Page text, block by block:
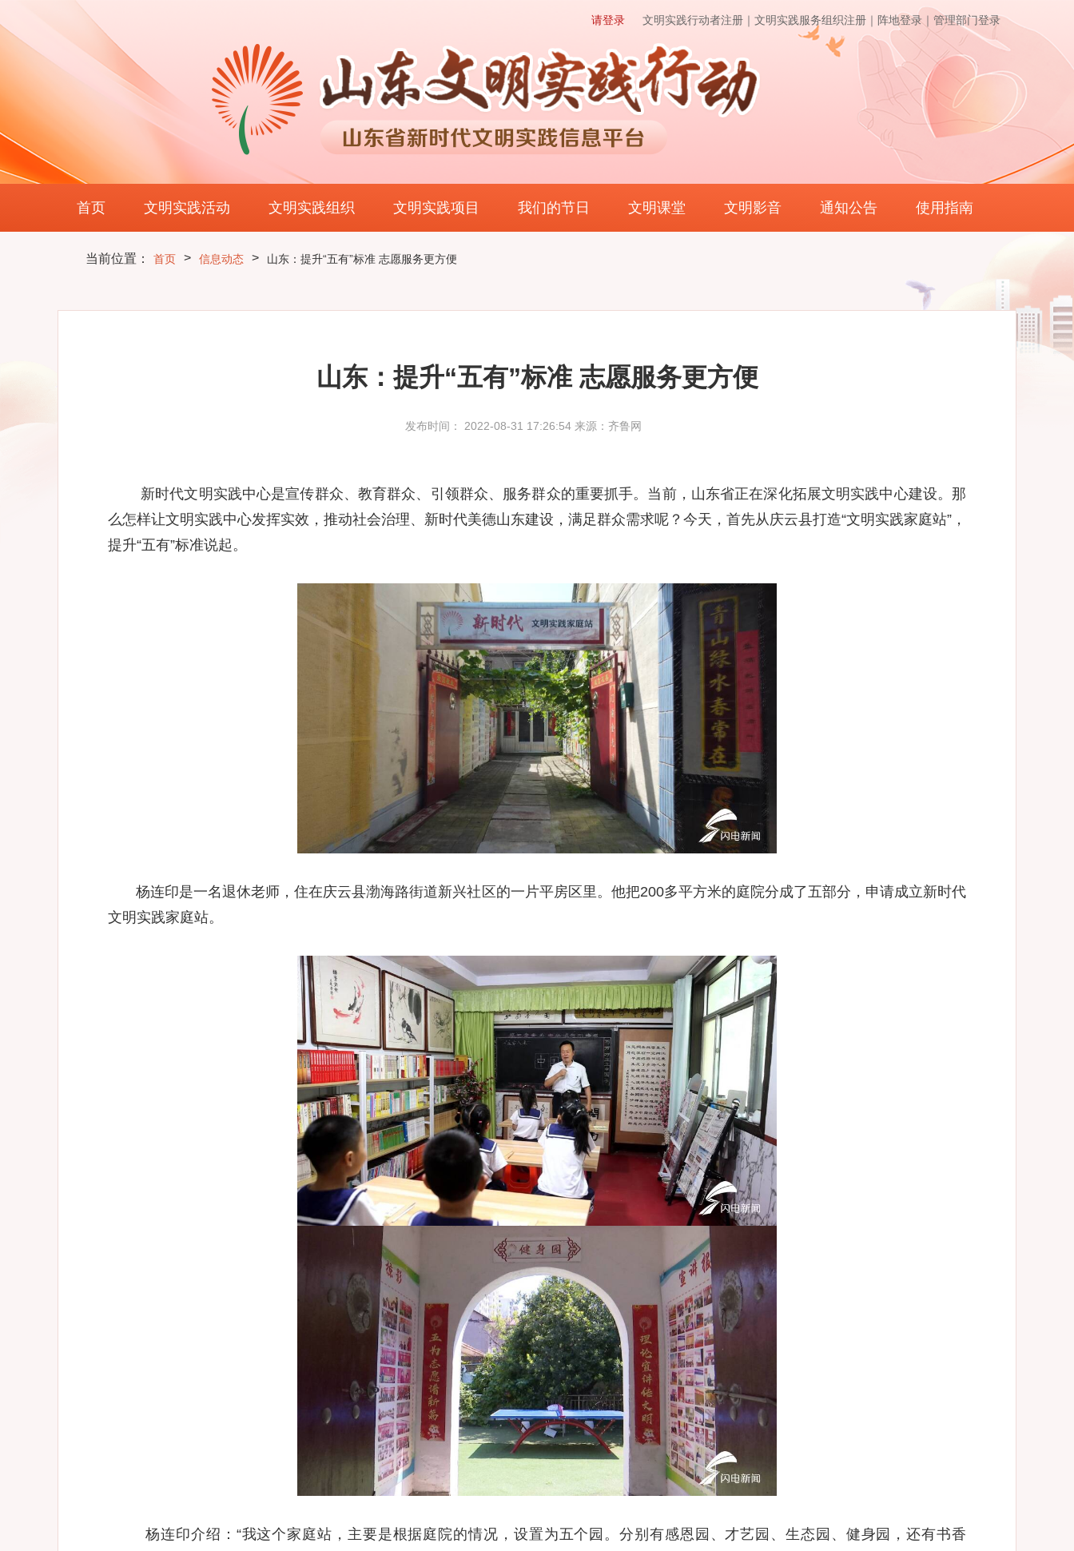
管理部门登录
阵地登录｜
文明实践服务组织注册｜
文明实践行动者注册｜
请登录
首页 文明实践活动 文明实践组织 文明实践项目 我们的节日 文明课堂 文明影音 通知公告 使用指南
当前位置： 首页 > 信息动态 > 山东：提升“五有”标准 志愿服务更方便
山东：提升“五有”标准 志愿服务更方便
发布时间： 2022-08-31 17:26:54 来源：齐鲁网
新时代文明实践中心是宣传群众、教育群众、引领群众、服务群众的重要抓手。当前，山东省正在深化拓展文明实践中心建设。那
么怎样让文明实践中心发挥实效，推动社会治理、新时代美德山东建设，满足群众需求呢？今天，首先从庆云县打造“文明实践家庭站”，
提升“五有”标准说起。
杨连印是一名退休老师，住在庆云县渤海路街道新兴社区的一片平房区里。他把200多平方米的庭院分成了五部分，申请成立新时代
文明实践家庭站。
杨连印介绍：“我这个家庭站，主要是根据庭院的情况，设置为五个园。分别有感恩园、才艺园、生态园、健身园，还有书香